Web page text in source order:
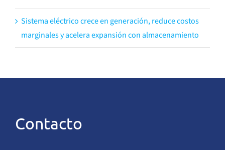
Sistema eléctrico crece en generación, reduce costos
marginales y acelera expansión con almacenamiento
Contacto